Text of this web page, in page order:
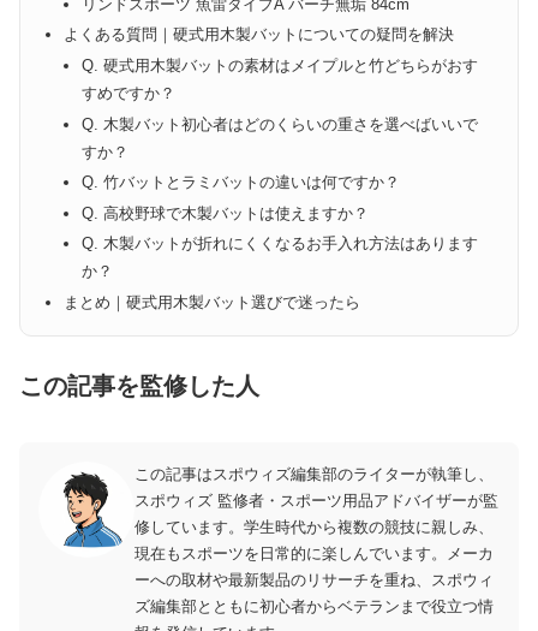
リンドスポーツ 魚雷タイプA バーチ無垢 84cm
よくある質問｜硬式用木製バットについての疑問を解決
Q. 硬式用木製バットの素材はメイプルと竹どちらがおす
すめですか？
Q. 木製バット初心者はどのくらいの重さを選べばいいで
すか？
Q. 竹バットとラミバットの違いは何ですか？
Q. 高校野球で木製バットは使えますか？
Q. 木製バットが折れにくくなるお手入れ方法はあります
か？
まとめ｜硬式用木製バット選びで迷ったら
この記事を監修した人
この記事はスポウィズ編集部のライターが執筆し、
スポウィズ 監修者・スポーツ用品アドバイザーが監
修しています。学生時代から複数の競技に親しみ、
現在もスポーツを日常的に楽しんでいます。メーカ
ーへの取材や最新製品のリサーチを重ね、スポウィ
ズ編集部とともに初心者からベテランまで役立つ情